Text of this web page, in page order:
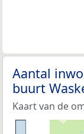
Aantal
buurt
Kaart van de